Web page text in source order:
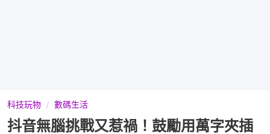
科技玩物 數碼生活
抖音無腦挑戰又惹禍！鼓勵用萬字夾插